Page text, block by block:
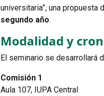
universitaria”, una propuesta
segundo año.
Modalidad y
El seminario se desarrollará
Comisión 1
Aula 107, IUPA Central